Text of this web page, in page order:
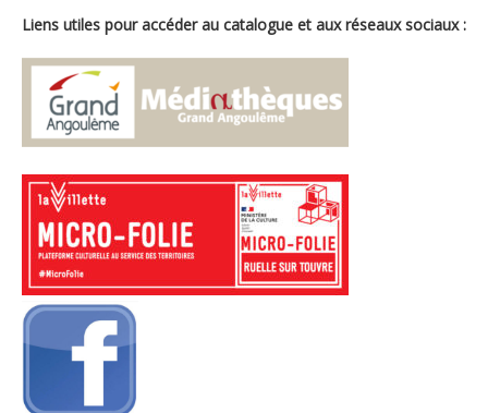
Liens utiles pour accéder au catalogue et aux réseaux sociaux :